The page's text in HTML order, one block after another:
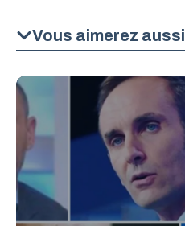
Vous aimerez aussi